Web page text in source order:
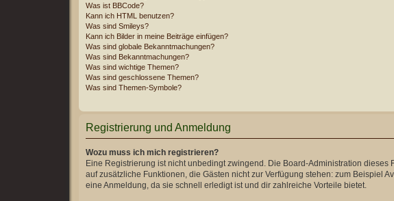
Was ist BBCode?
Kann ich HTML benutzen?
Was sind Smileys?
Kann ich Bilder in meine Beiträge einfügen?
Was sind globale Bekanntmachungen?
Was sind Bekanntmachungen?
Was sind wichtige Themen?
Was sind geschlossene Themen?
Was sind Themen-Symbole?
Registrierung und Anmeldung
Wozu muss ich mich registrieren?
Eine Registrierung ist nicht unbedingt zwingend. Die Board-Administration
auf zusätzliche Funktionen, die Gästen nicht zur Verfügung stehen: zum Beispiel
eine Anmeldung, da sie schnell erledigt ist und dir zahlreiche Vorteile bietet.